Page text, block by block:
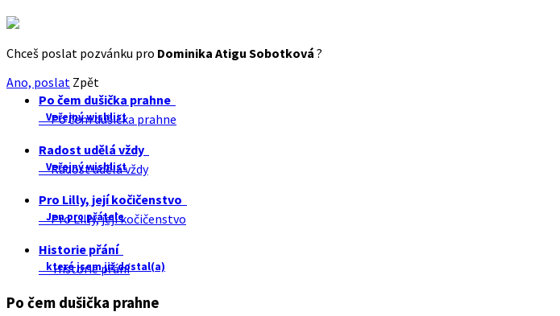
Chceš poslat pozvánku pro Dominika Atigu Sobotková ?
Ano, poslat Zpět
Po čem dušička prahne
Veřejný wishlist
Po čem dušička prahne
Radost udělá vždy
Veřejný wishlist
Radost udělá vždy
Pro Lilly, její kočičenstvo
Jen pro přátele
Pro Lilly, její kočičenstvo
Historie přání
které jsem již dostal(a)
Historie přání
Po čem dušička prahne